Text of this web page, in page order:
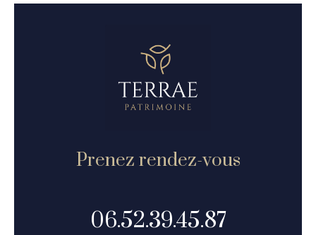
Prenez rendez-vous
06.52.39.45.87